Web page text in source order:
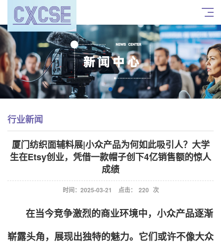
行业新闻
厦门纺织面辅料展|小众产品为何如此吸引人？大学
生在Etsy创业，凭借一款帽子创下4亿销售额的惊人
成绩
时间：2025-03-21 点击： 220 次
在当今竞争激烈的商业环境中，小众产品逐渐
崭露头角，展现出独特的魅力。它们或许不像大众